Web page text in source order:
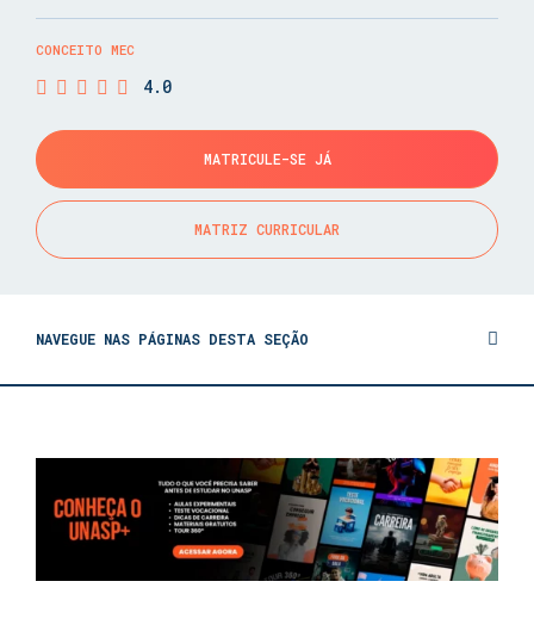
CONCEITO MEC
4.0
MATRICULE-SE JÁ
MATRIZ CURRICULAR
NAVEGUE NAS PÁGINAS DESTA SEÇÃO